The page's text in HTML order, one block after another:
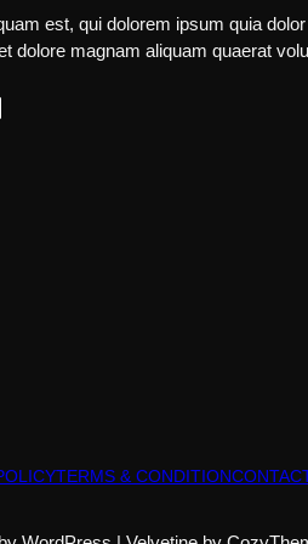
est, qui dolorem ipsum quia
dolore magnam aliquam quaerat
TERMS & CONDITION